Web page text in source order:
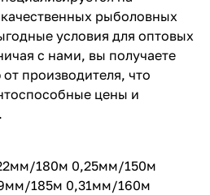
рыболовных
условия для оптовых
с нами, вы получаете
производителя, что
цены и
180м 0,25мм/150м
185м 0,31мм/160м